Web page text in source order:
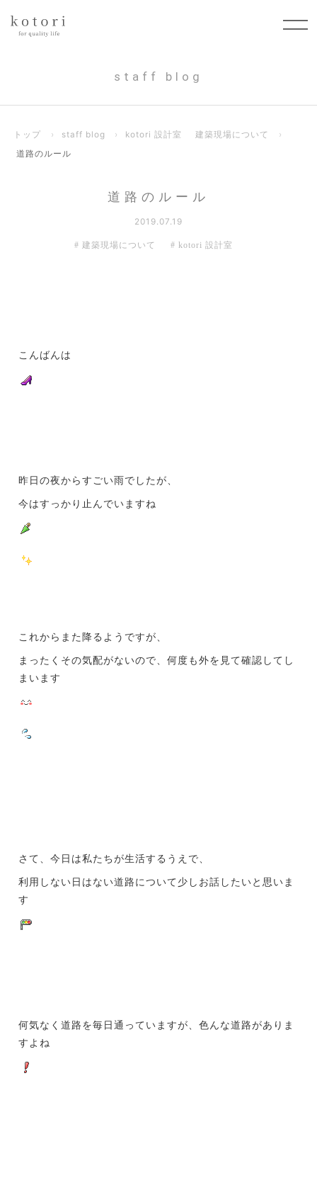
staff blog
トップ › staff blog › kotori 設計室 建築現場について
›
道路のルール
道路のルール
2019.07.19
建築現場について kotori 設計室
こんばんは
昨日の夜からすごい雨でしたが、
今はすっかり止んでいますね
これからまた降るようですが、
まったくその気配がないので、何度も外を見て確認してし
まいます
さて、今日は私たちが生活するうえで、
利用しない日はない道路について少しお話したいと思いま
す
何気なく道路を毎日通っていますが、色んな道路がありま
すよね